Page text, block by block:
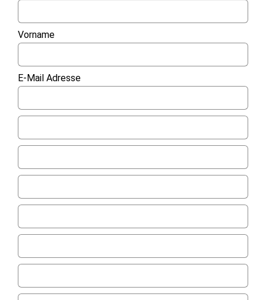
Vorname
E-Mail Adresse